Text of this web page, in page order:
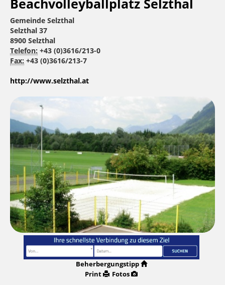
Beachvolleyballplatz Selzthal
Gemeinde Selzthal
Selzthal 37
8900 Selzthal
Telefon: +43 (0)3616/213-0
Fax: +43 (0)3616/213-7
http://www.selzthal.at
Beherbergungstipp
Print
Fotos